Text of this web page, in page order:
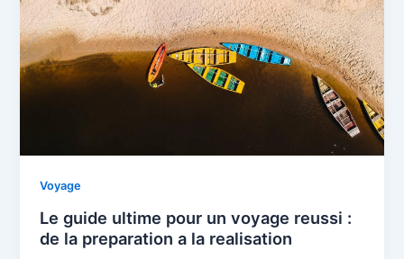
Voyage
Le guide ultime pour un voyage reussi :
de la preparation a la realisation